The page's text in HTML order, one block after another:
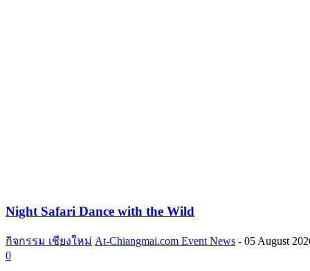
Night Safari Dance with the Wild
กิจกรรม เชียงใหม่ At-Chiangmai.com Event News - 05 August
0